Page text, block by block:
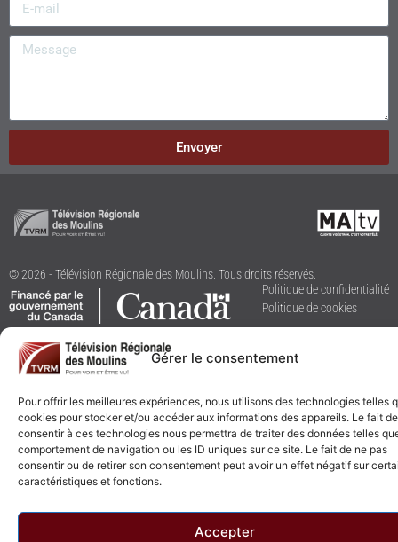
Gérer le consentement
Pour offrir les meilleures expériences, nous utilisons des technologies telles
cookies pour stocker et/ou accéder aux informations des appareils. Le fait de
consentir à ces technologies nous permettra de traiter des données telles
comportement de navigation ou les ID uniques sur ce site. Le fait de ne pas
consentir ou de retirer son consentement peut avoir un effet négatif sur
caractéristiques et fonctions.
Accepter
Envoyer
© 2026 - Télévision Régionale des Moulins. Tous droits réservés.
Politique de confidentialité
Politique de cookies